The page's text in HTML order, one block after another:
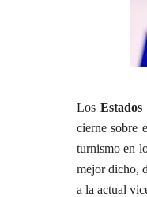
Los
cierne sobre
turnismo en
mejor dicho,
a la actual